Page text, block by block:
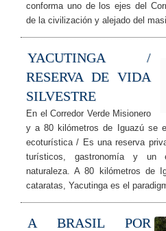
conforma uno de los ejes del
de la civilización y alejado del
YACUTINGA /
RESERVA DE VIDA
SILVESTRE
En el Corredor Verde Misionero
y a 80 kilómetros de Iguazú se
ecoturística / Es una reserva
turísticos, gastronomía y un
naturaleza. A 80 kilómetros de
cataratas, Yacutinga es el
A BRASIL POR